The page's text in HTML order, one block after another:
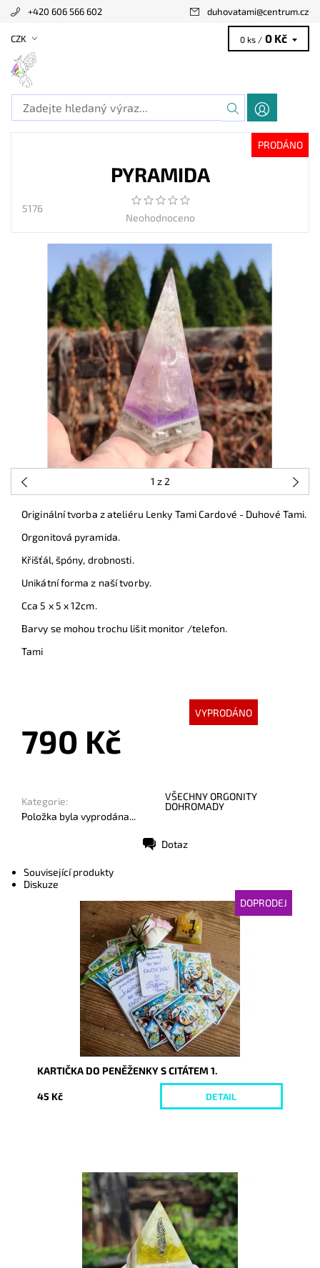
+420 606 566 602 duhovatami@centrum.cz
CZK 0 ks / 0 Kč
PRODÁNO
PYRAMIDA
5176
Neohodnoceno
1 z 2
Originální tvorba z ateliéru Lenky Tami Cardové - Duhové Tami.
Orgonitová pyramida.
Křišťál, špóny, drobnosti.
Unikátní forma z naší tvorby.
Cca 5 x 5 x 12cm.
Barvy se mohou trochu lišit monitor /telefon.
Tami
VYPRODÁNO
790 Kč
Kategorie:
VŠECHNY ORGONITY
DOHROMADY
Položka byla vyprodána...
Dotaz
Související produkty
Diskuze
DOPRODEJ
Dostupnost:
Vyprodáno
3228
KARTIČKA DO PENĚŽENKY S CITÁTEM 1.
45 Kč DETAIL
Dostupnost:
Skladem
4805